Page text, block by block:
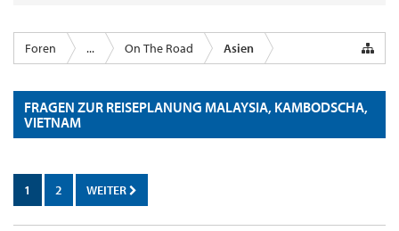
Foren ... On The Road Asien
FRAGEN ZUR REISEPLANUNG MALAYSIA, KAMBODSCHA,
VIETNAM
1 2 WEITER